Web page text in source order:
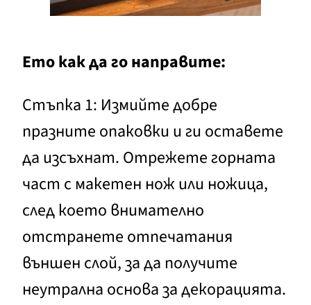
Ето как да го направите:
Стъпка 1: Измийте добре
празните опаковки и ги оставете
да изсъхнат. Отрежете горната
част с макетен нож или ножица,
след което внимателно
отстранете отпечатания
външен слой, за да получите
неутрална основа за декорацията.